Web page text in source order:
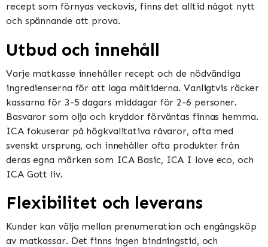
recept som förnyas veckovis, finns det alltid något nytt
och spännande att prova​​.
Utbud och innehåll
Varje matkasse innehåller recept och de nödvändiga
ingredienserna för att laga måltiderna. Vanligtvis räcker
kassarna för 3-5 dagars middagar för 2-6 personer.
Basvaror som olja och kryddor förväntas finnas hemma​​.
ICA fokuserar på högkvalitativa råvaror, ofta med
svenskt ursprung, och innehåller ofta produkter från
deras egna märken som ICA Basic, ICA I love eco, och
ICA Gott liv​​.
Flexibilitet och leverans
Kunder kan välja mellan prenumeration och engångsköp
av matkassar. Det finns ingen bindningstid, och